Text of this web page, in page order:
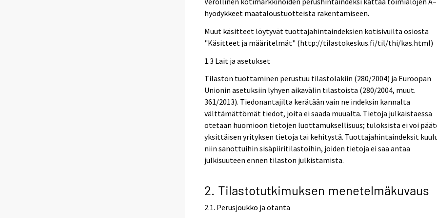
hyödykkeet maataloustuotteista rakentamiseen.
Muut käsitteet löytyvät tuottajahintaindeksien kotisivuilta osiosta
"Käsitteet ja määritelmät" (http://tilastokeskus.fi/til/thi/kas.html)
1.3 Lait ja asetukset
Tilaston tuottaminen perustuu tilastolakiin (280/2004) ja Euroopan
Unionin asetuksiin lyhyen aikavälin tilastoista (280/2004, muut.
361/2013). Tiedonantajilta kerätään vain ne indeksin kannalta
välttämättömät tiedot, joita ei saada muualta. Tietoja julkaistaessa
otetaan huomioon tietojen luottamuksellisuus; tuloksista ei voi
yksittäisen yrityksen tietoja tai kehitystä. Tuottajahintaindeksit
niin sanottuihin sisäpiiritilastoihin, joiden tietoja ei saa antaa
julkisuuteen ennen tilaston julkistamista.
2. Tilastotutkimuksen menetelmäkuvaus
2.1. Perusjoukko ja otanta